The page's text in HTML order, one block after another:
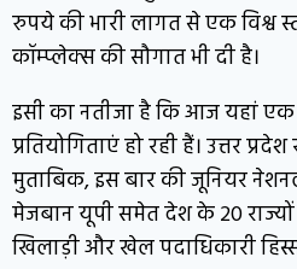
रुपये की भारी लागत से एक विश्व
कॉम्प्लेक्स की सौगात भी दी है।
इसी का नतीजा है कि आज यहां एक
प्रतियोगिताएं हो रही हैं। उत्तर
मुताबिक, इस बार की जूनियर
मेजबान यूपी समेत देश के 20
खिलाड़ी और खेल पदाधिकारी